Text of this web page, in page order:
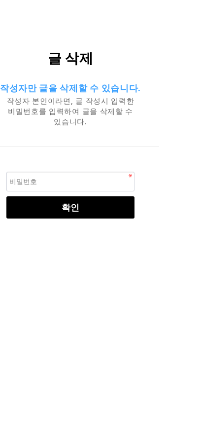
글 삭제
작성자만 글을 삭제할 수 있습니다.
작성자 본인이라면, 글 작성시 입력한
비밀번호를 입력하여 글을 삭제할 수
있습니다.